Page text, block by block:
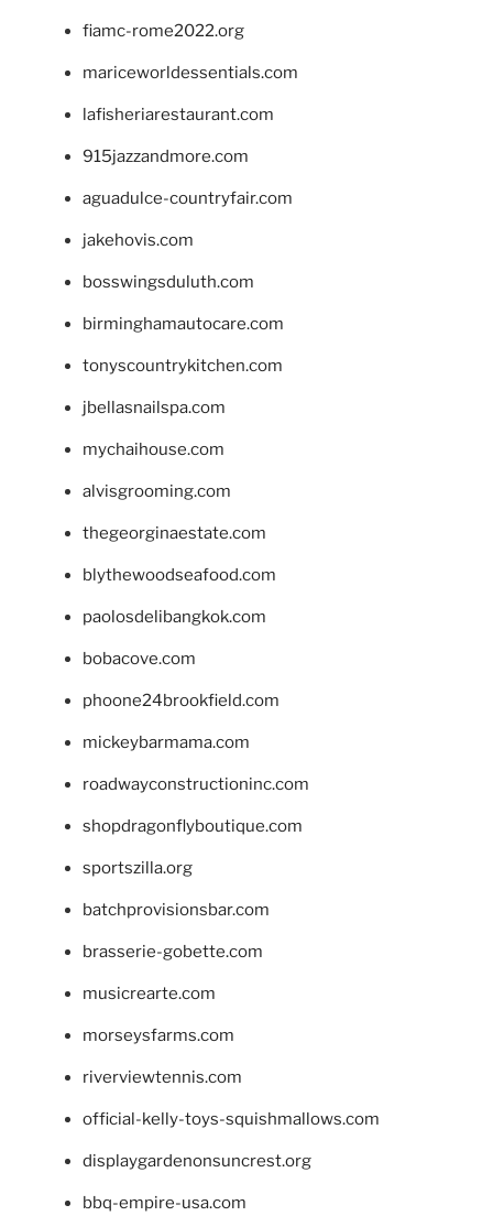
fiamc-rome2022.org
mariceworldessentials.com
lafisheriarestaurant.com
915jazzandmore.com
aguadulce-countryfair.com
jakehovis.com
bosswingsduluth.com
birminghamautocare.com
tonyscountrykitchen.com
jbellasnailspa.com
mychaihouse.com
alvisgrooming.com
thegeorginaestate.com
blythewoodseafood.com
paolosdelibangkok.com
bobacove.com
phoone24brookfield.com
mickeybarmama.com
roadwayconstructioninc.com
shopdragonflyboutique.com
sportszilla.org
batchprovisionsbar.com
brasserie-gobette.com
musicrearte.com
morseysfarms.com
riverviewtennis.com
official-kelly-toys-squishmallows.com
displaygardenonsuncrest.org
bbq-empire-usa.com